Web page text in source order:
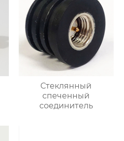
Стеклянный
спеченный
соединитель